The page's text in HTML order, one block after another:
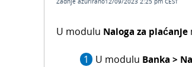
U modulu Naloga za plaćanje
U modulu Banka >